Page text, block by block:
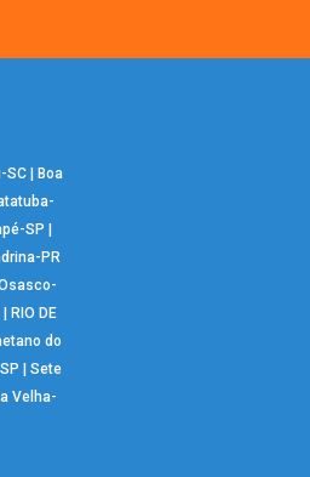
SC| Boa
SP |
PR
| RIO DE
do
| Sete
Velha-